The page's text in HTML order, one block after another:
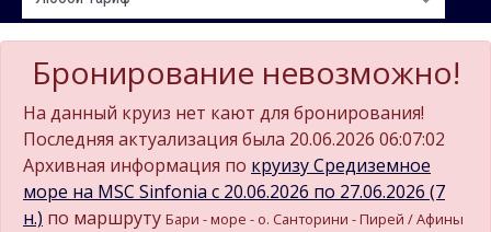
Бронирование невозможно!
На данный круиз нет кают для бронирования!
Последняя актуализация была 20.06.2026 06:07:02
Архивная информация по круизу Средиземное
море на MSC Sinfonia c 20.06.2026 по 27.06.2026 (7
н.) по маршруту Бари - море - о. Санторини - Пирей / Афины